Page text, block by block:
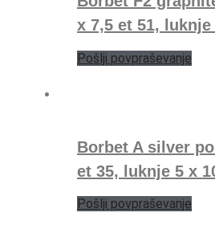
x 7,5 et 51, luknje
Pošlji povpraševanje
Borbet A silver
et 35, luknje 5 x
Pošlji povpraševanje